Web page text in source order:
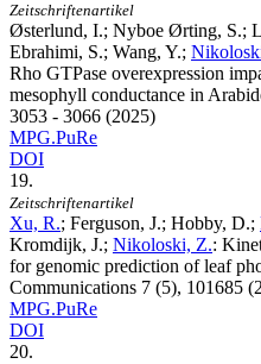
Zeitschriftenartikel
Østerlund, I.; Nyboe Ørting, S.;
Ebrahimi, S.; Wang, Y.;
Rho GTPase overexpression
mesophyll conductance in
3053 - 3066 (2025)
MPG.PuRe
DOI
19.
Zeitschriftenartikel
Xu, R.; Ferguson, J.; Hobby, D.;
Kromdijk, J.; Nikoloski, Z.:
for genomic prediction of leaf
Communications 7 (5), 101685
MPG.PuRe
DOI
20.